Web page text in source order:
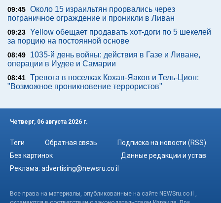
09:45 Около 15 израильтян прорвались через
пограничное ограждение и проникли в Ливан
09:23 Yellow обещает продавать хот-доги по 5 шекелей
за порцию на постоянной основе
08:49
1035-й день войны: действия в Газе и Ливане,
операции в Иудее и Самарии
08:41 Тревога в поселках Кохав-Яаков и Тель-Цион:
"Возможное проникновение террористов"
Четверг, 06 августа 2026 г.
Теги Обратная связь
Подписка на новости (RSS)
Без картинок
Данные редакции и устав
Реклама: advertising@newsru.co.il
Все права на материалы, опубликованные на сайте NEWSru.co.il ,